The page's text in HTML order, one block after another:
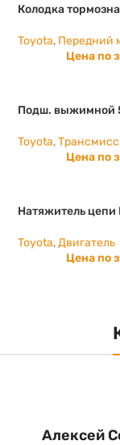
Колодка
Toyota, Передний
Цена по
Подш. выжимной
Toyota,
Цена по
Натяжитель цепи
Toyota,Двигатель
Цена по
Алексей